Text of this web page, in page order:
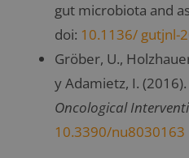
gut microbiota and
doi: 10.1136/ gutjnl-
Gröber, U.,
y Adamietz, I. (2016).
Oncological
10.3390/nu8030163